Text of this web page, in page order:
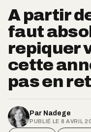
A partir
faut
repiquer
cette
pas en
Par Nadege
PUBLIÉ LE 8 AVRIL